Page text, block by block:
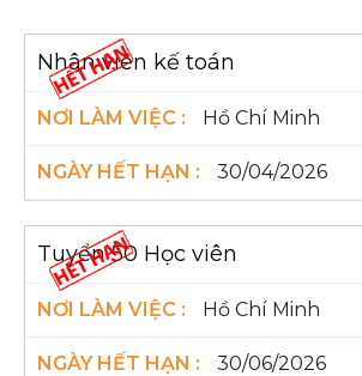
Nhân viên kế toán
Hồ Chí Minh
30/04/2026
Tuyển 50 Học viên
Hồ Chí Minh
30/06/2026